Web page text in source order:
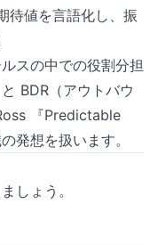
待値を言語化し、振
スの中での役割分担
BDR（アウトバウ
『Predictable
発想を扱います。
しょう。